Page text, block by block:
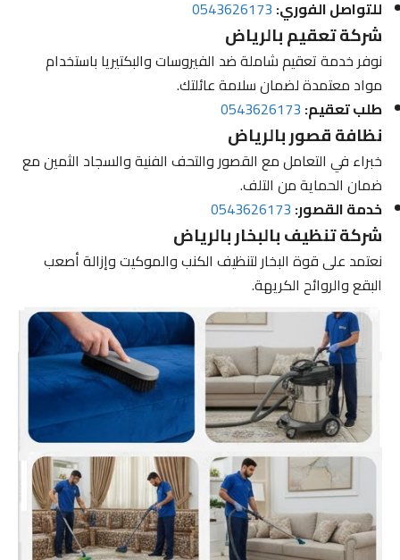
للتواصل الفوري:0543626173
شركة تعقيم بالرياض
نوفر خدمة تعقيم شاملة ضد الفيروسات والبكتيريا باستخدام
مواد معتمدة لضمان سلامة عائلتك.
طلب تعقيم:0543626173
نظافة قصور بالرياض
خبراء في التعامل مع القصور والتحف الفنية والسجاد الثمين مع
ضمان الحماية من التلف.
خدمة القصور:0543626173
شركة تنظيف بالبخار بالرياض
نعتمد على قوة البخار لتنظيف الكنب والموكيت وإزالة أصعب
البقع والروائح الكريهة.